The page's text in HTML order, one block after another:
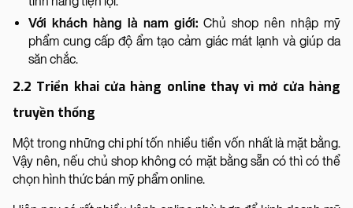
Với khách hàng là nam giới:Chủ shop nên nhập mỹ
phẩm cung cấp độ ẩm tạo cảm giác mát lạnh và giúp da
săn chắc.
2.2 Triển khai cửa hàng online thay vì mở cửa hàng
truyền thống
Một trong những chi phí tốn nhiều tiền vốn nhất là mặt bằng.
Vậy nên, nếu chủ shop không có mặt bằng sẵn có thì có thể
chọn hình thức bán mỹ phẩm online.